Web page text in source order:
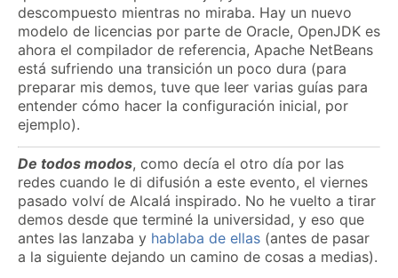
descompuesto mientras no miraba. Hay un nuevo
modelo de licencias por parte de Oracle, OpenJDK es
ahora el compilador de referencia, Apache NetBeans
está sufriendo una transición un poco dura (para
preparar mis demos, tuve que leer varias guías para
entender cómo hacer la configuración inicial, por
ejemplo).
De todos modos, como decía el otro día por las
redes cuando le di difusión a este evento, el viernes
pasado volví de Alcalá inspirado. No he vuelto a tirar
demos desde que terminé la universidad, y eso que
antes las lanzaba y hablaba de ellas (antes de pasar
a la siguiente dejando un camino de cosas a medias).